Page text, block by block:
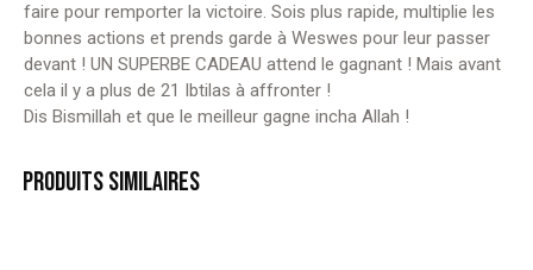
faire pour remporter la victoire. Sois plus rapide, multiplie les
bonnes actions et prends garde à Weswes pour leur passer
devant ! UN SUPERBE CADEAU attend le gagnant ! Mais avant
cela il y a plus de 21 Ibtilas à affronter !
Dis Bismillah et que le meilleur gagne incha Allah !
PRODUITS SIMILAIRES